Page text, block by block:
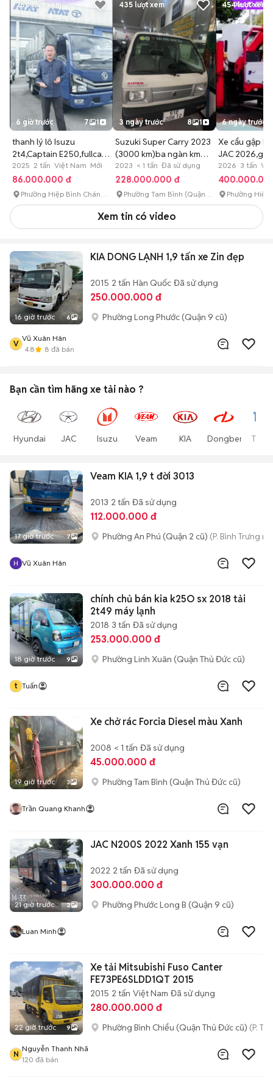
260lượt xem
6 giờ trước 7 1
thanh lý lô Isuzu
2t4,Captain E250,fullcam
gop86tr
2025 2 tấn Việt Nam Mới
86.000.000 đ
Phường Hiệp Bình Chánh
(Quận Thủ Đức cũ)
435 lượt xem
3 ngày trước 8 1
Suzuki Super Carry 2023
(3000 km)ba ngàn km
nhe
2023 < 1 tấn Đã sử dụng
228.000.000 đ
Phường Tam Bình (Quận
Thủ Đức cũ)
454lượt xem
6 ngày trước
Xe cẩu gập
JAC
2026 3 tấn
Phường Hiệp
(Quận Thủ
Xem tin có video
16 giờ trước 6
KIA DONG LẠNH 1,9 tấn xe Zin đẹp
2015 2 tấn Hàn Quốc Đã sử dụng
250.000.000 đ
Phường Long Phước (Quận 9 cũ)
V
Vũ Xuân Hân
4.8
8 đã bán
Bạn cần tìm hãng xe tải nào ?
Hyundai JAC Isuzu Veam KIA Dongben
17 giờ trước 7
Veam KIA 1,9 t đời 3013
2013 2 tấn Đã sử dụng
112.000.000 đ
Phường An Phú (Quận 2 cũ) (P. Bình Trưng
Vũ Xuân Hân
18 giờ trước 9
chính chủ bán kia k25O sx 2018 tải
2t49 máy lạnh
2018 3 tấn Đã sử dụng
253.000.000 đ
Phường Linh Xuân (Quận Thủ Đức cũ)
t Tuấn
19 giờ trước 3
Xe chở rác Forcia Diesel màu Xanh
2008 < 1 tấn Đã sử dụng
45.000.000 đ
Phường Tam Bình (Quận Thủ Đức cũ)
Trần Quang Khanh
21 giờ trước 2
JAC N200S 2022 Xanh 155 vạn
2022 2 tấn Đã sử dụng
300.000.000 đ
Phường Phước Long B (Quận 9 cũ)
Luan Minh
22 giờ trước 9
Xe tải Mitsubishi Fuso Canter
FE73PE6SLDD1QT 2015
2015 2 tấn Việt Nam Đã sử dụng
280.000.000 đ
Phường Bình Chiểu (Quận Thủ Đức cũ) (P.
N
Nguyễn Thanh Nhã
120 đã bán